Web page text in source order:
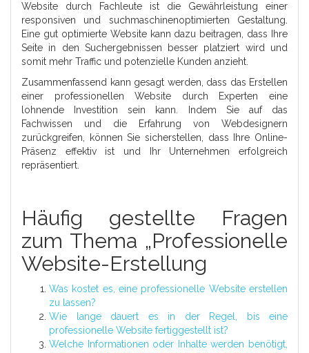
Website durch Fachleute ist die Gewährleistung einer
responsiven und suchmaschinenoptimierten Gestaltung.
Eine gut optimierte Website kann dazu beitragen, dass Ihre
Seite in den Suchergebnissen besser platziert wird und
somit mehr Traffic und potenzielle Kunden anzieht.
Zusammenfassend kann gesagt werden, dass das Erstellen
einer professionellen Website durch Experten eine
lohnende Investition sein kann. Indem Sie auf das
Fachwissen und die Erfahrung von Webdesignern
zurückgreifen, können Sie sicherstellen, dass Ihre Online-
Präsenz effektiv ist und Ihr Unternehmen erfolgreich
repräsentiert.
Häufig gestellte Fragen
zum Thema „Professionelle
Website-Erstellung
Was kostet es, eine professionelle Website erstellen
zu lassen?
Wie lange dauert es in der Regel, bis eine
professionelle Website fertiggestellt ist?
Welche Informationen oder Inhalte werden benötigt,